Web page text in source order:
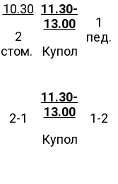
10.30
2
стом.
11.30-
13.00
Купол
1
пед.
2-1
11.30-
13.00
Купол
1-2